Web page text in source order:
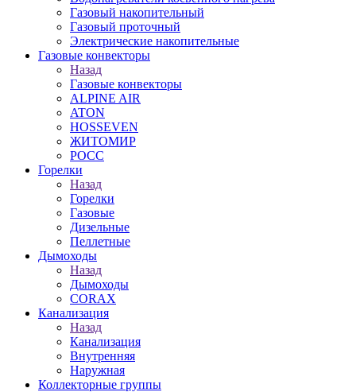
Газовый накопительный
Газовый проточный
Электрические накопительные
Газовые конвекторы
Назад
Газовые конвекторы
ALPINE AIR
ATON
HOSSEVEN
ЖИТОМИР
РОСС
Горелки
Назад
Горелки
Газовые
Дизельные
Пеллетные
Дымоходы
Назад
Дымоходы
CORAX
Канализация
Назад
Канализация
Внутренняя
Наружная
Коллекторные группы